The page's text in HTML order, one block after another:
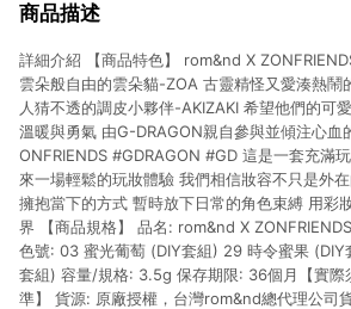
商品描述
詳細介紹 【商品特色】 rom&nd X
雲朵般自由的雲朵貓-ZOA 古靈精怪又愛湊熱鬧
人猜不透的調皮小夥伴-AKIZAKI 希望他們的可
溫暖與勇氣 由G-DRAGON親自參與並傾注心血
ONFRIENDS #GDRAGON #GD 這是一套充滿
來一場輕鬆的玩妝體驗 我們相信妝容不只是外在
擁抱當下的方式 暫時放下日常的角色束縛 用彩
界 【商品規格】 品名: rom&nd X
色號: 03 蜜光葡萄 (DIY套組) 29 時令蜜果
套組) 容量/規格: 3.5g 保存期限: 36個月【實際
準】 貨源: 原廠授權，台灣rom&nd總代理公司